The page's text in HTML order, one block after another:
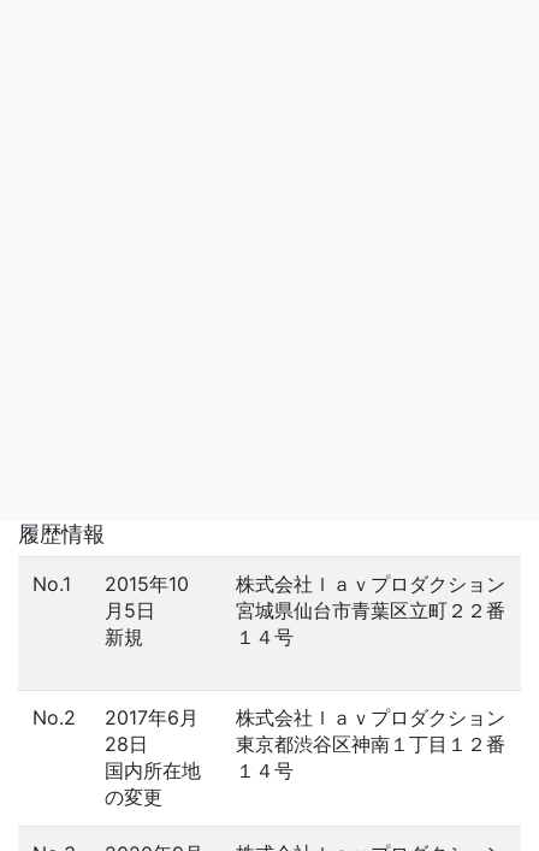
履歴情報
No.1
2015年10
月5日
新規
株式会社ｌａｖプロダクション
宮城県仙台市青葉区立町２２番
１４号
No.2
2017年6月
28日
国内所在地
の変更
株式会社ｌａｖプロダクション
東京都渋谷区神南１丁目１２番
１４号